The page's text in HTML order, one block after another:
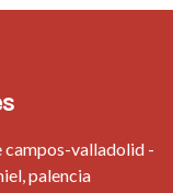
valladolid -
palencia